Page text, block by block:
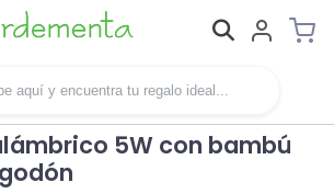
5W con bambú